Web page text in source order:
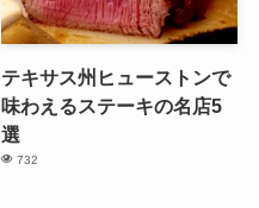
テキサス州ヒューストンで
味わえるステーキの名店5
選
732